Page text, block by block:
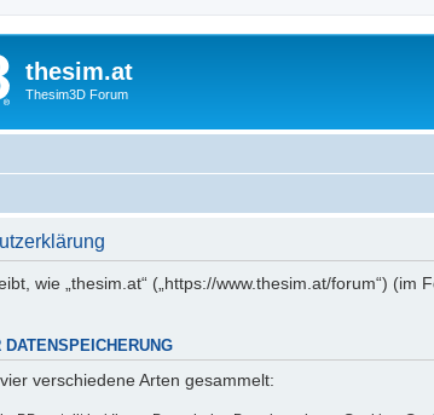
thesim.at
Thesim3D Forum
wie „thesim.at“ („https://www.thesim.at/forum“)
verschiedene Arten gesammelt: